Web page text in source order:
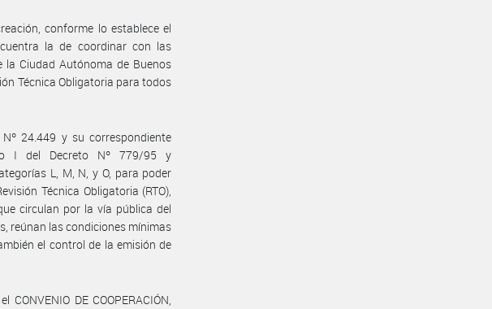
conforme lo establece el
la de coordinar con las
Ciudad Autónoma de Buenos
Técnica Obligatoria para todos
24.449 y su correspondiente
I del Decreto Nº 779/95 y
L, M, N, y O, para poder
Técnica Obligatoria (RTO),
circulan por la vía pública del
reúnan las condiciones mínimas
el control de la emisión de
DE COOPERACIÓN,